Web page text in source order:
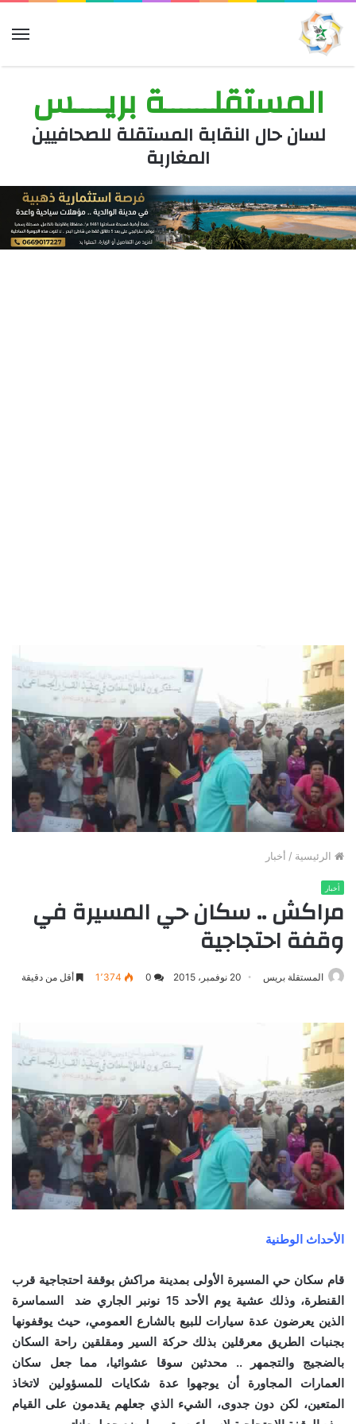
المستقلــــــة بريــــس
لسان حال النقابة المستقلة للصحافيين
المغاربة
الرئيسية / أخبار
أخبار
مراكش .. سكان حي المسيرة في
وقفة احتجاجية
المستقلة بريس 20 نوفمبر، 2015 0 1٬374 أقل من دقيقة
الأحداث الوطنية
قام سكان حي المسيرة الأولى بمدينة مراكش بوقفة احتجاجية قرب
القنطرة، وذلك عشية يوم الأحد 15 نونبر الجاري ضد السماسرة
الذين يعرضون عدة سيارات للبيع بالشارع العمومي، حيث يوقفونها
بجنبات الطريق معرقلين بذلك حركة السير ومقلقين راحة السكان
بالضجيج والتجمهر .. محدثين سوقا عشوائيا، مما جعل سكان
العمارات المجاورة أن يوجهوا عدة شكايات للمسؤولين لاتخاذ
المتعين، لكن دون جدوى، الشيء الذي جعلهم يقدمون على القيام